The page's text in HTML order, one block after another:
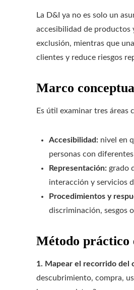
La D&I ya no es solo un
accesibilidad de productos
exclusión, mientras que
clientes y reduce riesgos
Marco
Es útil examinar tres áreas
Accesibilidad: nivel en
personas con
Representación: grado
interacción y servicios
Procedimientos y
discriminación, sesgos
Método práctico
1. Mapear el recorrido del
descubrimiento, compra,